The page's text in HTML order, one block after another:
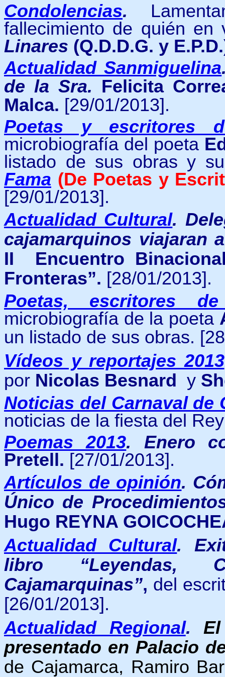
Condolencias.
fallecimiento de quién
Linares (Q.D.D.G. y
Actualidad Sanmiguelina
de la Sra. Felicita
Malca. [29/01/2013].
Poetas y escritores
microbiografía del poeta
listado de sus obras y
Fama (De Poetas y
[29/01/2013].
Actualidad Cultural.
cajamarquinos viajaran
II Encuentro
Fronteras”. [28/01/2013].
Poetas, escritores de
microbiografía de la poeta
un listado de sus obras.
Vídeos y reportajes 2013
por Nicolas Besnard y
Noticias del Carnaval de
noticias de la fiesta del
Poemas 2013. Enero
Pretell. [27/01/2013].
Artículos de opinión.
Único de
Hugo REYNA
Actualidad Cultural.
libro “Leyendas,
Cajamarquinas”, del
[26/01/2013].
Actualidad Regional.
presentado en Palacio
de Cajamarca, Ramiro